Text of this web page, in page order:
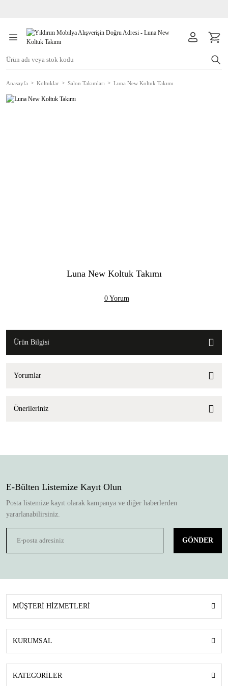
Anasayfa Koltuklar Salon Takımları Luna New Koltuk Takımı
Luna New Koltuk Takımı
0 Yorum
Ürün Bilgisi
Yorumlar
Önerileriniz
E-Bülten Listemize Kayıt Olun
Posta listemize kayıt olarak kampanya ve diğer haberlerden
yararlanabilirsiniz.
GÖNDER
MÜŞTERİ HİZMETLERİ
KURUMSAL
KATEGORİLER